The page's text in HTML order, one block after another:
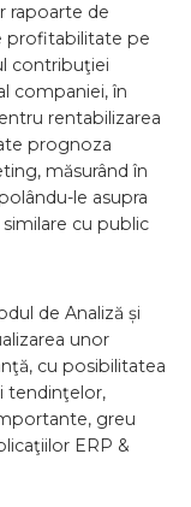
rapoarte de
profitabilitate pe
contribuţiei
companiei, în
rentabilizarea
prognoza
măsurând în
le asupra
cu public
de Analiză și
unor
cu posibilitatea
tendinţelor,
greu
ERP &